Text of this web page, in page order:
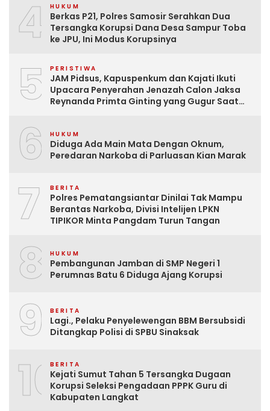
4 HUKUM
Berkas P21, Polres Samosir Serahkan Dua
Tersangka Korupsi Dana Desa Sampur Toba
ke JPU, Ini Modus Korupsinya
5 PERISTIWA
JAM Pidsus, Kapuspenkum dan Kajati Ikuti
Upacara Penyerahan Jenazah Calon Jaksa
Reynanda Primta Ginting yang Gugur Saat
6 HUKUM
Diduga Ada Main Mata Dengan Oknum,
Peredaran Narkoba di Parluasan Kian Marak
7 BERITA
Polres Pematangsiantar Dinilai Tak Mampu
Berantas Narkoba, Divisi Intelijen LPKN
TIPIKOR Minta Pangdam Turun Tangan
8 HUKUM
Pembangunan Jamban di SMP Negeri 1
Perumnas Batu 6 Diduga Ajang Korupsi
9 BERITA
Lagi., Pelaku Penyelewengan BBM Bersubsidi
Ditangkap Polisi di SPBU Sinaksak
10BERITA
Kejati Sumut Tahan 5 Tersangka Dugaan
Korupsi Seleksi Pengadaan PPPK Guru di
Kabupaten Langkat